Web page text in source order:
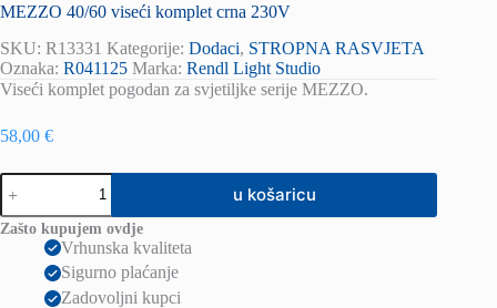
MEZZO 40/60 viseći komplet crna 230V
SKU: R13331 Kategorije: Dodaci, STROPNA RASVJETA
Oznaka: R041125 Marka: Rendl Light Studio
Viseći komplet pogodan za svjetiljke serije MEZZO.
58,00 €
MEZZO
40/60
viseći
komplet
količina
u košaricu
Zašto kupujem ovdje
Vrhunska kvaliteta
Sigurno plaćanje
Zadovoljni kupci